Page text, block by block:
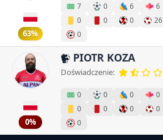
63%
7 0 6 6
0
0 0 26
0
0%
PIOTR KOZA
Doświadczenie:
0 0 0 0
0
0 0 0
0